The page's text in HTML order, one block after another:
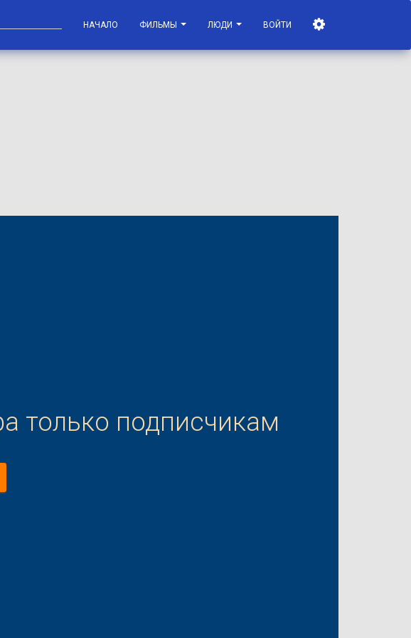
НАЧАЛО ФИЛЬМЫ ЛЮДИ ВОЙТИ
только подписчикам